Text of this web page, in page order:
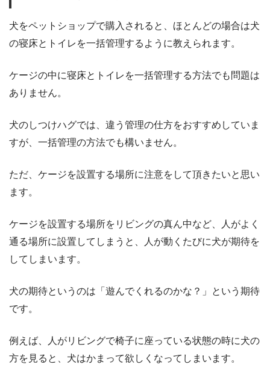
犬をペットショップで購入されると、ほとんどの場合は犬
の寝床とトイレを一括管理するように教えられます。
ケージの中に寝床とトイレを一括管理する方法でも問題は
ありません。
犬のしつけハグでは、違う管理の仕方をおすすめしていま
すが、一括管理の方法でも構いません。
ただ、ケージを設置する場所に注意をして頂きたいと思い
ます。
ケージを設置する場所をリビングの真ん中など、人がよく
通る場所に設置してしまうと、人が動くたびに犬が期待を
してしまいます。
犬の期待というのは「遊んでくれるのかな？」という期待
です。
例えば、人がリビングで椅子に座っている状態の時に犬の
方を見ると、犬はかまって欲しくなってしまいます。